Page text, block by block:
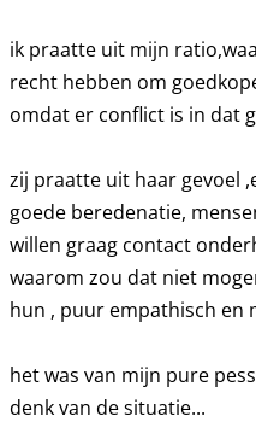
ik praatte uit mijn
recht hebben om
omdat er conflict is in dat
zij praatte uit haar gevoel
goede beredenatie,
willen graag contact
waarom zou dat niet
hun , puur empathisch en
het was van mijn pure
denk van de situatie...